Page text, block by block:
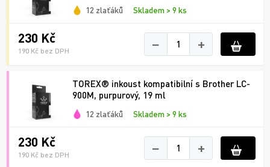
12 zlaťáků Skladem > 9 ks
230 Kč
190 Kč bez DPH − +
TOREX® inkoust kompatibilní s Brother LC-
900M, purpurový, 19 ml
12 zlaťáků Skladem > 9 ks
230 Kč
190 Kč bez DPH − +